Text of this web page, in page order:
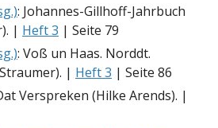
: Johannes-Gillhoff-Jahrbuch
| Heft 3 | Seite 79
: Voß un Haas. Norddt.
| Heft 3 | Seite 86
Verspreken (Hilke Arends). |